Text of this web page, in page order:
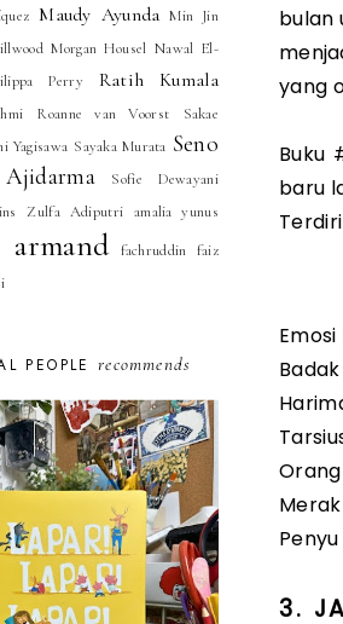
bulan
yang
Buku
baru
Badak
3.
Maudy Ayunda Min Jin
Morgan Housel Nawal El-
Perry Ratih Kumala
Roanne van Voorst
Sakae
Yagisawa Sayaka Murata Seno
Sofie Dewayani
Zulfa Adiputri amalia yunus
armand
fachruddin faiz
PEOPLErecommends